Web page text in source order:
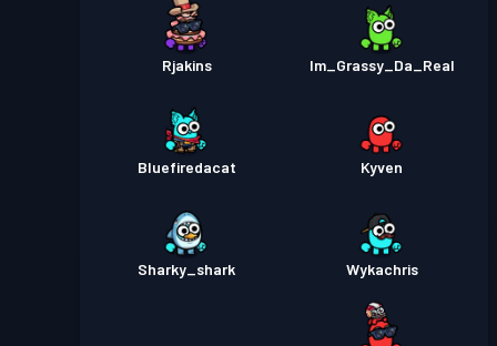
Rjakins Im_Grassy_Da_Real
Bluefiredacat Kyven
Sharky_shark Wykachris